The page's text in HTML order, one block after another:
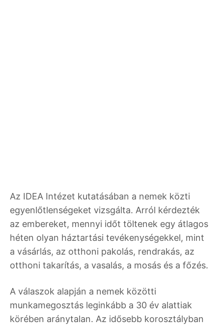
Az IDEA Intézet kutatásában a nemek közti
egyenlőtlenségeket vizsgálta. Arról kérdezték
az embereket, mennyi időt töltenek egy átlagos
héten olyan háztartási tevékenységekkel, mint
a vásárlás, az otthoni pakolás, rendrakás, az
otthoni takarítás, a vasalás, a mosás és a főzés.
A válaszok alapján a nemek közötti
munkamegosztás leginkább a 30 év alattiak
körében aránytalan. Az idősebb korosztályban